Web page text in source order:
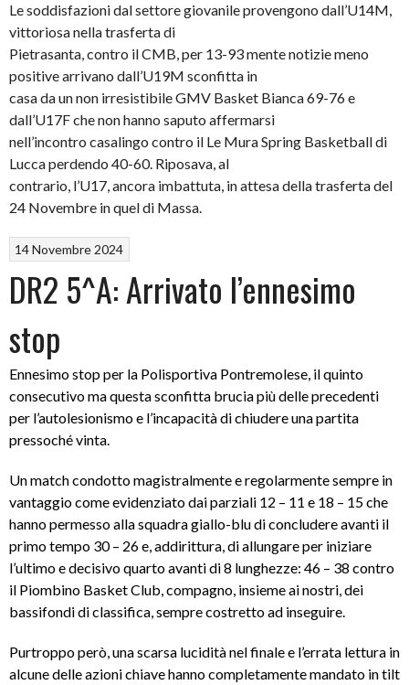
Le soddisfazioni dal settore giovanile provengono dall’U14M,
vittoriosa nella trasferta di
Pietrasanta, contro il CMB, per 13-93 mente notizie meno
positive arrivano dall’U19M sconfitta in
casa da un non irresistibile GMV Basket Bianca 69-76 e
dall’U17F che non hanno saputo affermarsi
nell’incontro casalingo contro il Le Mura Spring Basketball di
Lucca perdendo 40-60. Riposava, al
contrario, l’U17, ancora imbattuta, in attesa della trasferta del
24 Novembre in quel di Massa.
14 Novembre 2024
DR2 5^A: Arrivato l’ennesimo
stop
Ennesimo stop per la Polisportiva Pontremolese, il quinto
consecutivo ma questa sconfitta brucia più delle precedenti
per l’autolesionismo e l’incapacità di chiudere una partita
pressoché vinta.
Un match condotto magistralmente e regolarmente sempre in
vantaggio come evidenziato dai parziali 12 – 11 e 18 – 15 che
hanno permesso alla squadra giallo-blu di concludere avanti il
primo tempo 30 – 26 e, addirittura, di allungare per iniziare
l’ultimo e decisivo quarto avanti di 8 lunghezze: 46 – 38 contro
il Piombino Basket Club, compagno, insieme ai nostri, dei
bassifondi di classifica, sempre costretto ad inseguire.
Purtroppo però, una scarsa lucidità nel finale e l’errata lettura in
alcune delle azioni chiave hanno completamente mandato in tilt